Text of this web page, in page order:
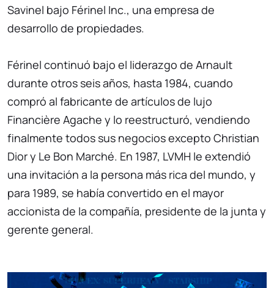
Savinel bajo Férinel Inc., una empresa de
desarrollo de propiedades.
Férinel continuó bajo el liderazgo de Arnault
durante otros seis años, hasta 1984, cuando
compró al fabricante de artículos de lujo
Financière Agache y lo reestructuró, vendiendo
finalmente todos sus negocios excepto Christian
Dior y Le Bon Marché. En 1987, LVMH le extendió
una invitación a la persona más rica del mundo, y
para 1989, se había convertido en el mayor
accionista de la compañía, presidente de la junta y
gerente general.